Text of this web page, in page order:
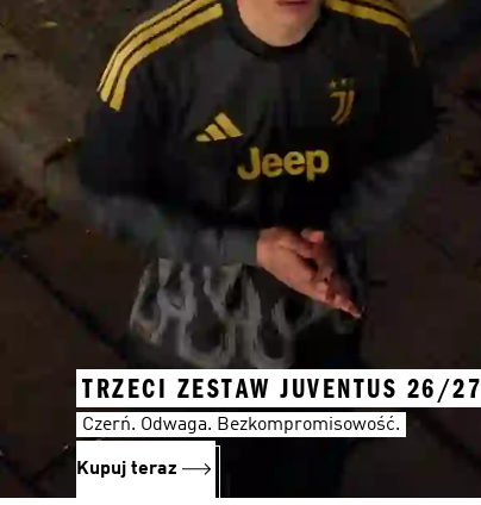
TRZECI ZESTAW JUVENTUS 26/27
Czerń. Odwaga. Bezkompromisowość.
Kupuj teraz